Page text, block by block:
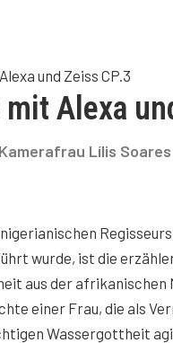
und Zeiss CP.3
Alexa
Lílis
wurde, ist die
aus der afrikanischen
einer Frau, die als
Wassergottheit